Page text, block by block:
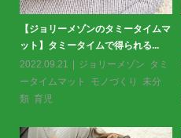
＜掲載情報＞クーヨン2月号に掲載
いただきました。
2023.01.26
お知らせ,ジョリーメ
ゾン ,トッポンチーノ